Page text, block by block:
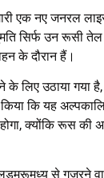
एक नए जनरल
उन रूसी तेल
के दौरान हैं।
के लिए उठाया
कि यह
क्योंकि रूस की
से गुजरने